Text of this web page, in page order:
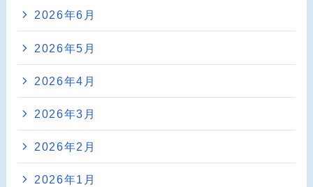
2026年6月
2026年5月
2026年4月
2026年3月
2026年2月
2026年1月